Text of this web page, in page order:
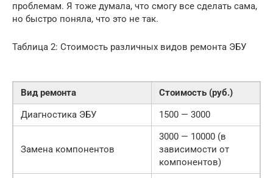
проблемам. Я тоже думала, что смогу все сделать сама,
но быстро поняла, что это не так.
Таблица 2: Стоимость различных видов ремонта ЭБУ
Вид ремонта
Стоимость (руб.)
Диагностика ЭБУ
1500 — 3000
Замена компонентов
3000 — 10000 (в
зависимости от
компонентов)